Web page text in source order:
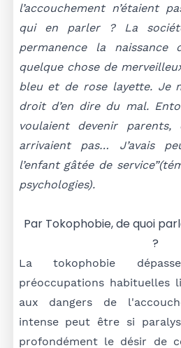
l’accouchement n’étaient
qui en parler ? La
permanence la naissance
quelque chose de
bleu et de rose layette. Je
droit d’en dire du mal.
voulaient devenir
arrivaient pas… J’avais
l’enfant gâtée de
psychologies).
Par Tokophobie, de quoi
?
La tokophobie
préoccupations habituelles
aux dangers de
intense peut être si
profondément le désir de